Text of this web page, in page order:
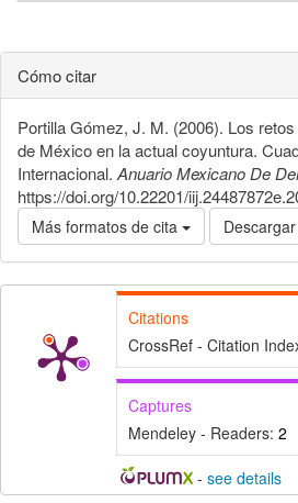
Cómo citar
Portilla Gómez, J. M. (2006). Los
de México en la actual coyuntura.
Internacional. Anuario Mexicano De
https://doi.org/10.22201/
Más formatos de cita
Citations
CrossRef - Citation
Captures
Mendeley - Readers: 2
- see details